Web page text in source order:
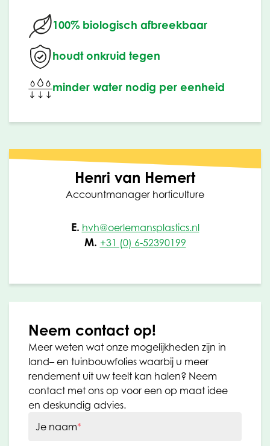
100% biologisch afbreekbaar
houdt onkruid tegen
minder water nodig per eenheid
Henri van Hemert
Accountmanager horticulture
E. hvh@oerlemansplastics.nl
M. +31 (0) 6-52390199
Neem contact op!
Meer weten wat onze mogelijkheden zijn in
land– en tuinbouwfolies waarbij u meer
rendement uit uw teelt kan halen? Neem
contact met ons op voor een op maat idee
en deskundig advies.
Je naam*